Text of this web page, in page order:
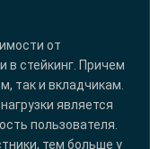
от
в стейкинг. Причем
так и вкладчикам.
является
пользователя.
тем больше у